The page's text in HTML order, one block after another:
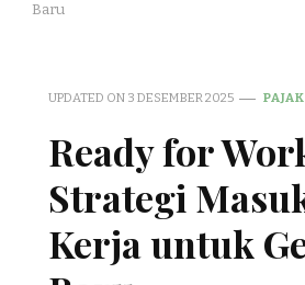
Baru
UPDATED ON 3 DESEMBER 2025 PAJAK
Ready for
Strategi
Kerja untuk